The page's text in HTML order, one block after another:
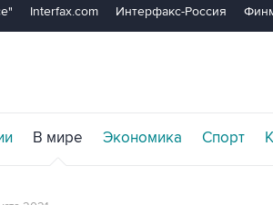
Interfax.com Интерфакс-Россия
В мире Экономика Спорт